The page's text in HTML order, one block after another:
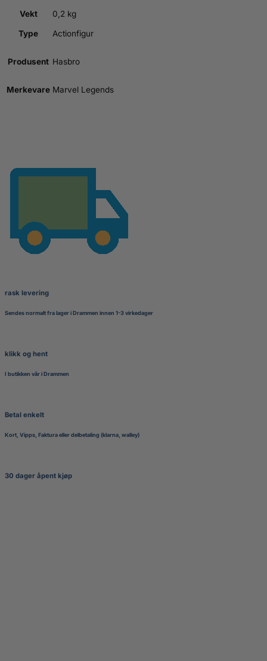
Vekt 0,2 kg
Type Actionfigur
Produsent Hasbro
Merkevare Marvel Legends
rask levering
Sendes normalt fra lager i Drammen innen 1-3 virkedager
klikk og hent
I butikken vår i Drammen
Betal enkelt
Kort, Vipps, Faktura eller delbetaling (klarna, walley)
30 dager åpent kjøp